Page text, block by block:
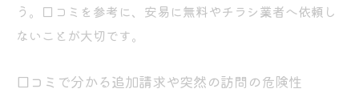
う。口コミを参考に、安易に無料やチラシ業者へ依頼し
ないことが大切です。
口コミで分かる追加請求や突然の訪問の危険性